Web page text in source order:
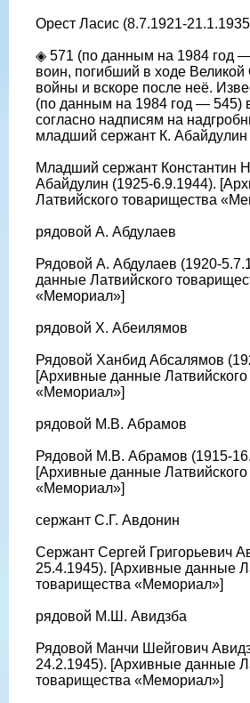
Орест Ласис (8.7.1921-
◈ 571 (по данным на 1984 год —
воин, погибший в ходе Великой
войны и вскоре после неё.
(по данным на 1984 год — 545)
согласно надписям на
младший сержант К. Абайдулин
Младший сержант Константин
Абайдулин (1925-6.9.1944).
Латвийского товарищества
рядовой А. Абдулаев
Рядовой А. Абдулаев (1920-
данные Латвийского
«Мемориал»]
рядовой Х. Абеилямов
Рядовой Ханбид Абсалямов
[Архивные данные
«Мемориал»]
рядовой М.В. Абрамов
Рядовой М.В. Абрамов (1915-
[Архивные данные
«Мемориал»]
сержант С.Г. Авдонин
Сержант Сергей Григорьевич
25.4.1945). [Архивные данные
товарищества «Мемориал»]
рядовой М.Ш. Авидзба
Рядовой Манчи Шейгович
24.2.1945). [Архивные данные
товарищества «Мемориал»]